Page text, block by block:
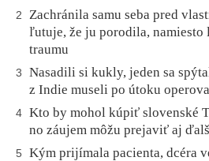
2
Zachránila samu seba pred
ľutuje, že ju porodila, namiesto
traumu
3
Nasadili si kukly, jeden sa
z Indie museli po útoku
4 Kto by mohol kúpiť slovenské
no záujem môžu prejaviť aj
5
Kým prijímala pacienta, dcéra